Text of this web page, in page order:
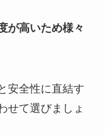
が高いため様々
安全性に直結す
せて選びましょ